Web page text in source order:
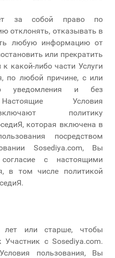
за собой право по
отклонять, отказывать в
любую информацию от
или прекратить
какой-либо части Услуги
по любой причине, с или
уведомления и без
Настоящие Условия
политику
которая включена в
посредством
Sosediya.com, Вы
с настоящими
в том числе политикой
или старше, чтобы
Участник с Sosediya.com.
пользования, Вы